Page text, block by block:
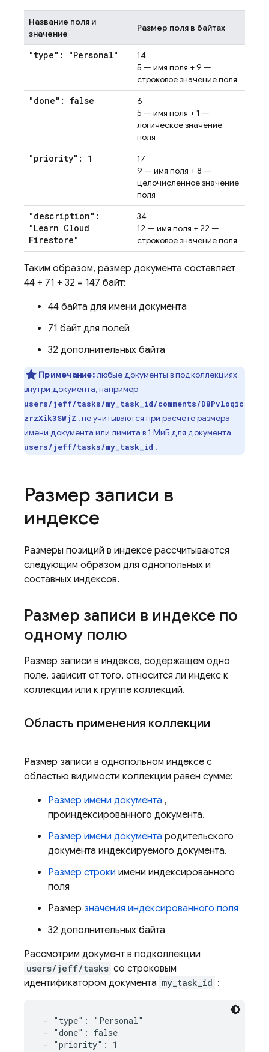
Название поля и
значение
Размер поля в байтах
"type": "Personal"
14
5 — имя поля + 9 —
строковое значение поля
"done": false
6
5 — имя поля + 1 —
логическое значение
поля
"priority": 1
17
9 — имя поля + 8 —
целочисленное значение
поля
"description":
"Learn Cloud
Firestore"
34
12 — имя поля + 22 —
строковое значение поля
Таким образом, размер документа составляет
44 + 71 + 32 = 147 байт:
44 байта для имени документа
71 байт для полей
32 дополнительных байта
Примечание:любые документы в подколлекциях
внутри документа, например
users/jeff/tasks/my_task_id/comments/D8Pvloqic
zrzXik3SWjZ , не учитываются при расчете размера
имени документа или лимита в 1 МиБ для документа
users/jeff/tasks/my_task_id .
Размер записи в
индексе
Размеры позиций в индексе рассчитываются
следующим образом для однопольных и
составных индексов.
Размер записи в индексе по
одному полю
Размер записи в индексе, содержащем одно
поле, зависит от того, относится ли индекс к
коллекции или к группе коллекций.
Область применения коллекции
Размер записи в однопольном индексе с
областью видимости коллекции равен сумме:
Размер имени документа ,
проиндексированного документа.
Размер имени документа родительского
документа индексируемого документа.
Размер строки имени индексированного
поля
Размер значения индексированного поля
32 дополнительных байта
Рассмотрим документ в подколлекции
users/jeff/tasks со строковым
идентификатором документа my_task_id :
- "type": "Personal"
- "done": false
- "priority": 1